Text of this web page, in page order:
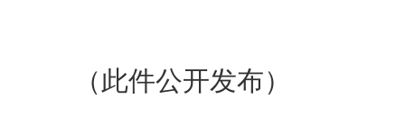
（此件公开发布）